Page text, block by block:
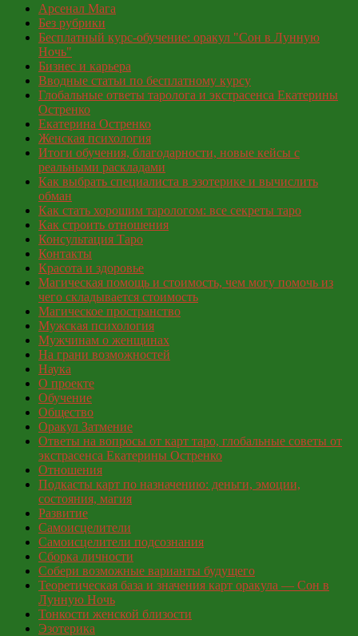
Арсенал Мага
Без рубрики
Бесплатный курс-обучение: оракул "Сон в Лунную
Ночь"
Бизнес и карьера
Вводные статьи по бесплатному курсу
Глобальные ответы таролога и экстрасенса Екатерины
Остренко
Екатерина Остренко
Женская психология
Итоги обучения, благодарности, новые кейсы с
реальными раскладами
Как выбрать специалиста в эзотерике и вычислить
обман
Как стать хорошим тарологом: все секреты таро
Как строить отношения
Консультация Таро
Контакты
Красота и здоровье
Магическая помощь и стоимость, чем могу помочь из
чего складывается стоимость
Магическое пространство
Мужская психология
Мужчинам о женщинах
На грани возможностей
Наука
О проекте
Обучение
Общество
Оракул Затмение
Ответы на вопросы от карт таро, глобальные советы от
экстрасенса Екатерины Остренко
Отношения
Подкасты карт по назначению: деньги, эмоции,
состояния, магия
Развитие
Самоисцелители
Самоисцелители подсознания
Сборка личности
Собери возможные варианты будущего
Теоретическая база и значения карт оракула — Сон в
Лунную Ночь
Тонкости женской близости
Эзотерика